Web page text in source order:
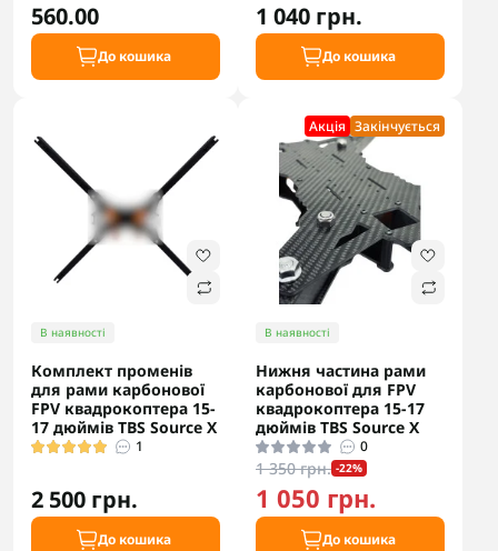
560.00
До кошика
1 040 грн.
До кошика
В наявності
Комплект променів
для рами карбонової
FPV квадрокоптера 15-
17 дюймів TBS Source X
1
2 500 грн.
До кошика
Акцiя Закінчується
В наявності
Нижня частина рами
карбонової для FPV
квадрокоптера 15-17
дюймів TBS Source X
0
1 350 грн. -22%
1 050 грн.
До кошика